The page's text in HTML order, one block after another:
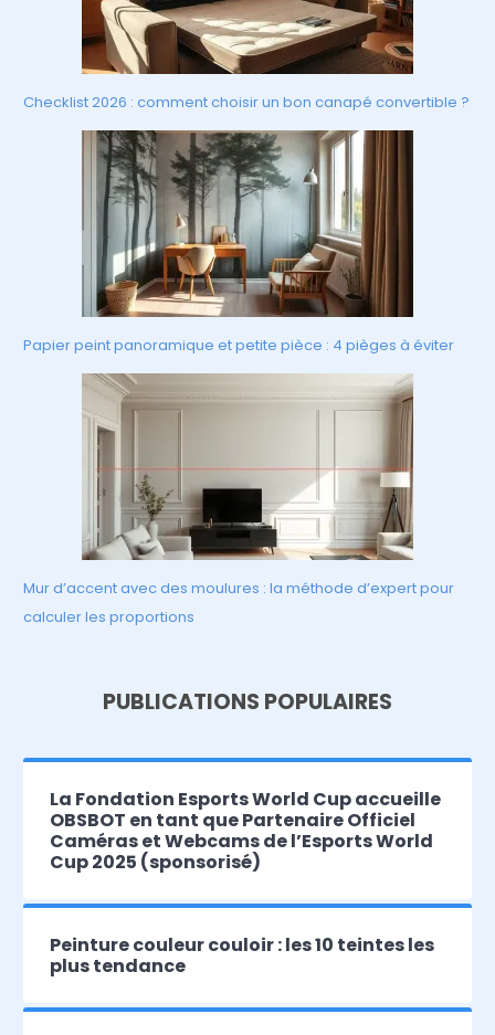
Checklist 2026 : comment choisir un bon canapé convertible ?
Papier peint panoramique et petite pièce : 4 pièges à éviter
Mur d’accent avec des moulures : la méthode d’expert pour
calculer les proportions
PUBLICATIONS POPULAIRES
La Fondation Esports World Cup accueille
OBSBOT en tant que Partenaire Officiel
Caméras et Webcams de l’Esports World
Cup 2025 (sponsorisé)
Peinture couleur couloir : les 10 teintes les
plus tendance